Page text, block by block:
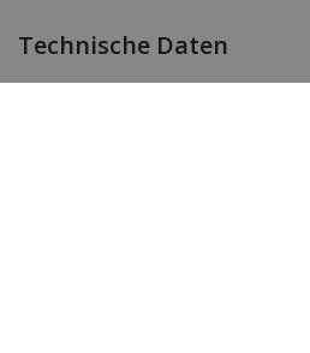
Technische Daten